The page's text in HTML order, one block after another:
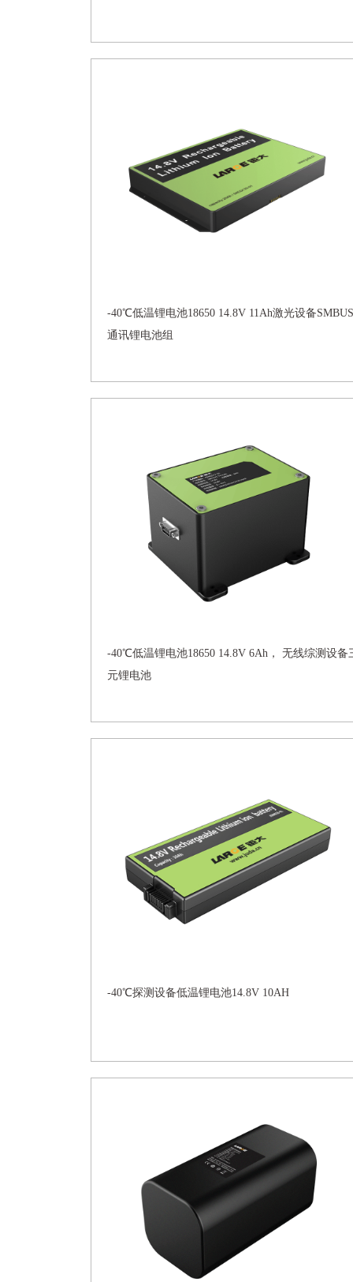
-40℃低温锂电池18650 14.8V 11Ah激光设备SMBUS
通讯锂电池组
-40℃低温锂电池18650 14.8V 6Ah， 无线综测设备
元锂电池
-40℃探测设备低温锂电池14.8V 10AH